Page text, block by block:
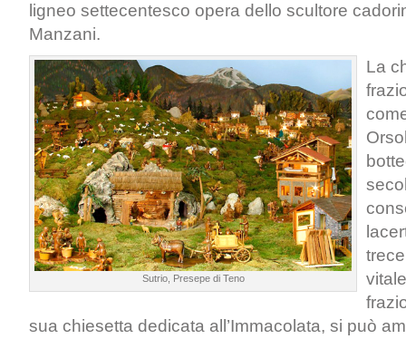
ligneo settecentesco opera dello scultore
Manzani.
Sutrio, Presepe di Teno
La
sua chiesetta dedicata all’Immacolata, si può